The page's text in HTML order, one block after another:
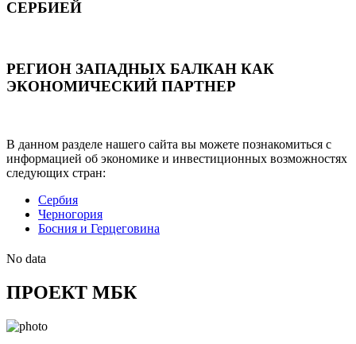
СЕРБИЕЙ
РЕГИОН ЗАПАДНЫХ БАЛКАН КАК
ЭКОНОМИЧЕСКИЙ ПАРТНЕР
В данном разделе нашего сайта вы можете познакомиться с
информацией об экономике и инвестиционных возможностях
следующих стран:
Сербия
Черногория
Босния и Герцеговинa
No data
ПРОЕКТ МБК